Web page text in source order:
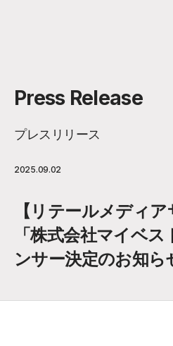
Press Release
プレスリリース
2025.09.02
【リテールメディア
「株式会社マイベ
ンサー決定のお知ら